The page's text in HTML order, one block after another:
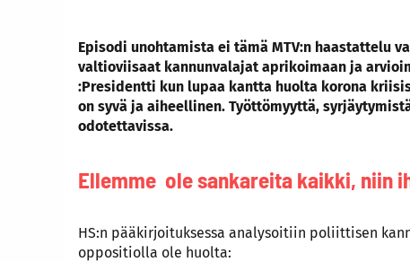
Episodi unohtamista ei tämä MTV:n haastattelu
valtioviisaat kannunvalajat aprikoimaan ja
:Presidentti kun lupaa kantta huolta korona
on syvä ja aiheellinen. Työttömyyttä,
odotettavissa.
Ellemme ole sankareita kaikki, niin
HS:n pääkirjoituksessa analysoitiin poliittisen
oppositiolla ole huolta: